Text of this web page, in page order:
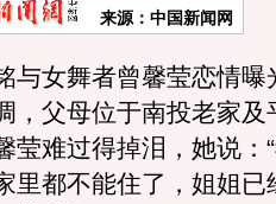
来源：中国新闻网
女舞者曾馨莹恋情曝
，父母位于南投老家及
莹难过得掉泪，她说：
里都不能住了，姐姐已